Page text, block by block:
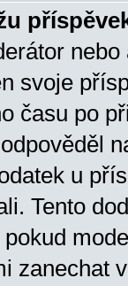
svoje
času po
u
Tento
zanechat